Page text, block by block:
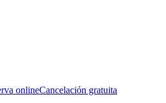
onlineCancelación gratuita